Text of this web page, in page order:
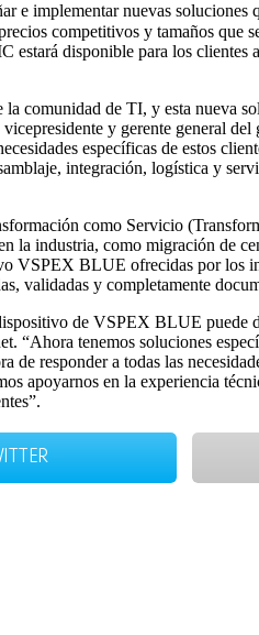
e implementar nuevas soluciones
competitivos y tamaños que
disponible para los clientes
comunidad de TI, y esta nueva
y gerente general
específicas de estos
integración, logística y
como Servicio
la industria, como migración de
VSPEX BLUE ofrecidas por los
validadas y completamente
de VSPEX BLUE puede
“Ahora tenemos soluciones
responder a todas las
apoyarnos en la experiencia